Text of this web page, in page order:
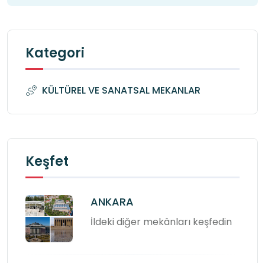
Kategori
KÜLTÜREL VE SANATSAL MEKANLAR
Keşfet
ANKARA
İldeki diğer mekânları keşfedin